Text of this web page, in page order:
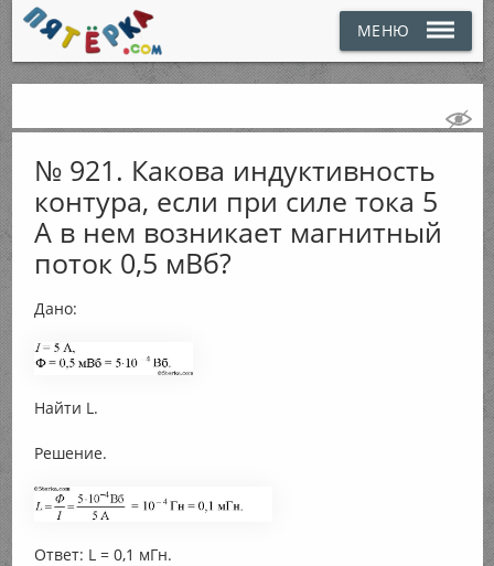
МЕНЮ
№ 921. Какова индуктивность
контура, если при силе тока 5
А в нем возникает магнитный
поток 0,5 мВб?
Дано:
Найти L.
Решение.
Ответ: L = 0,1 мГн.